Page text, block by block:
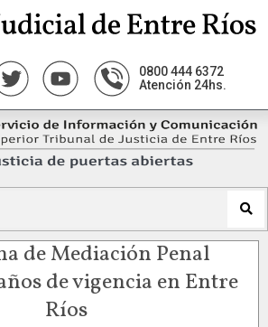
0800 444 6372
Atención 24hs.
de Mediación Penal
de vigencia en Entre
Ríos